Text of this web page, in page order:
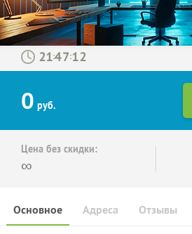
: :
0 руб.
Цена без скидки:
∞
Основное Отзывы
Адреса